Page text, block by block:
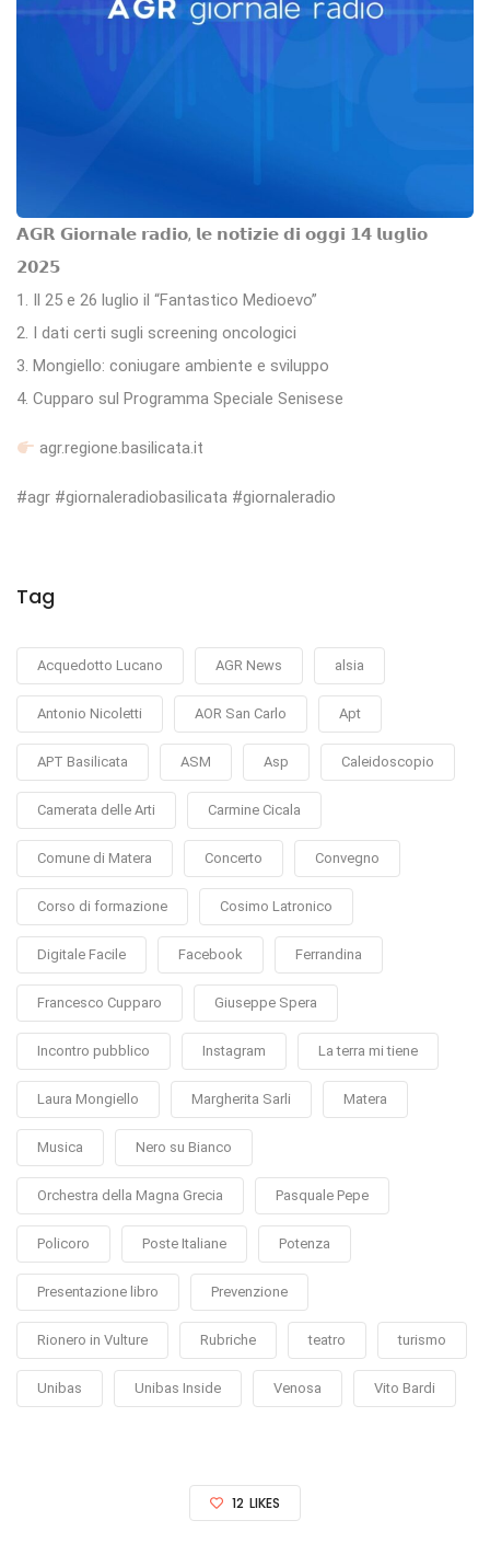
𝗔𝗚𝗥 𝗚𝗶𝗼𝗿𝗻𝗮𝗹𝗲 𝗿𝗮𝗱𝗶𝗼, 𝗹𝗲 𝗻𝗼𝘁𝗶𝘇𝗶𝗲 𝗱𝗶 𝗼𝗴𝗴𝗶 𝟭𝟰 𝗹𝘂𝗴𝗹𝗶𝗼
𝟮𝟬𝟮𝟱
1. Il 25 e 26 luglio il “Fantastico Medioevo”
2. I dati certi sugli screening oncologici
3. Mongiello: coniugare ambiente e sviluppo
4. Cupparo sul Programma Speciale Senisese
agr.regione.basilicata.it
#agr #giornaleradiobasilicata #giornaleradio
Tag
Acquedotto Lucano AGR News alsia
Antonio Nicoletti AOR San Carlo Apt
APT Basilicata ASM Asp Caleidoscopio
Camerata delle Arti Carmine Cicala
Comune di Matera Concerto Convegno
Corso di formazione Cosimo Latronico
Digitale Facile Facebook Ferrandina
Francesco Cupparo Giuseppe Spera
Incontro pubblico Instagram La terra mi tiene
Laura Mongiello Margherita Sarli Matera
Musica Nero su Bianco
Orchestra della Magna Grecia Pasquale Pepe
Policoro Poste Italiane Potenza
Presentazione libro Prevenzione
Rionero in Vulture Rubriche teatro turismo
Unibas Unibas Inside Venosa Vito Bardi
12 LIKES